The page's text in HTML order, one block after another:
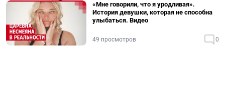
«Мне говорили, что я уродливая».
История девушки, которая не способна
улыбаться. Видео
49 просмотров 0